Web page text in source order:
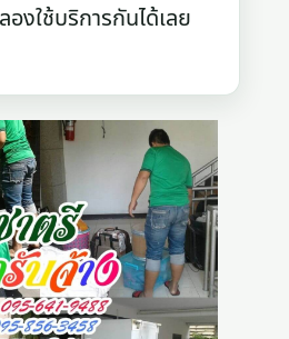
องใช้บริการกันได้เลย